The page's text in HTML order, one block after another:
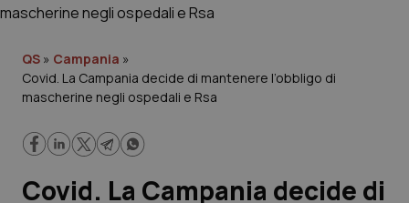
Governo e Parlamento
Regioni e Asl
Lavoro e Professioni
QS » Campania »
Covid. La Campania decide di mantenere l’obbligo di
mascherine negli ospedali e Rsa
Covid. La Campania decide di